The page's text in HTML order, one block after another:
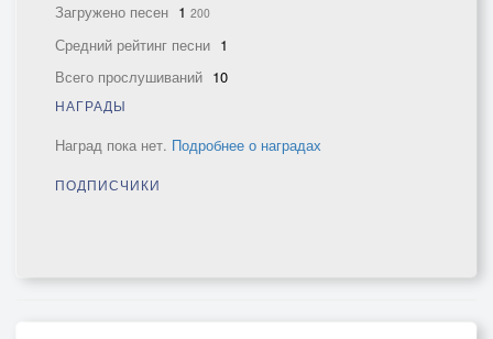
Загружено песен 1 200
Средний рейтинг песни 1
Всего прослушиваний 10
НАГРАДЫ
Наград пока нет. Подробнее о наградах
ПОДПИСЧИКИ